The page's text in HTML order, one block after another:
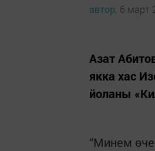
автор, 6 март
Азат
якка хас
йоланы
“Минем